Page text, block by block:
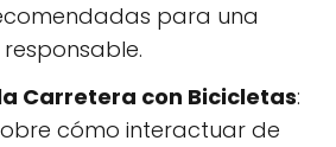
para una
Carretera con Bicicletas:
cómo interactuar de